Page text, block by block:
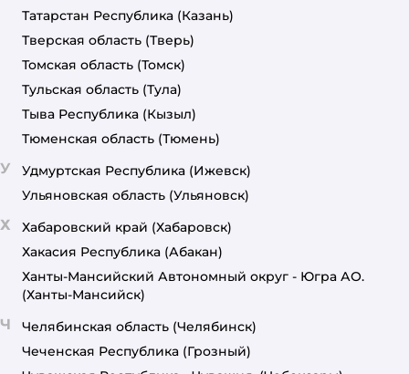
Татарстан Республика (Казань)
Тверская область (Тверь)
Томская область (Томск)
Тульская область (Тула)
Тыва Республика (Кызыл)
Тюменская область (Тюмень)
У Удмуртская Республика (Ижевск)
Ульяновская область (Ульяновск)
Х Хабаровский край (Хабаровск)
Хакасия Республика (Абакан)
Ханты-Мансийский Автономный округ - Югра АО.
(Ханты-Мансийск)
Ч Челябинская область (Челябинск)
Чеченская Республика (Грозный)